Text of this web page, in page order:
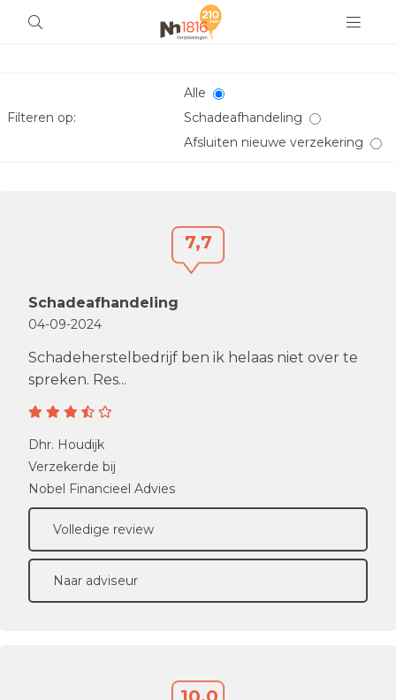
Filteren op:
Alle
Schadeafhandeling
Afsluiten nieuwe verzekering
7,7
Schadeafhandeling
04-09-2024
Schadeherstelbedrijf ben ik helaas niet over te
spreken. Res...
Dhr. Houdijk
Verzekerde bij
Nobel Financieel Advies
Volledige review
Naar adviseur